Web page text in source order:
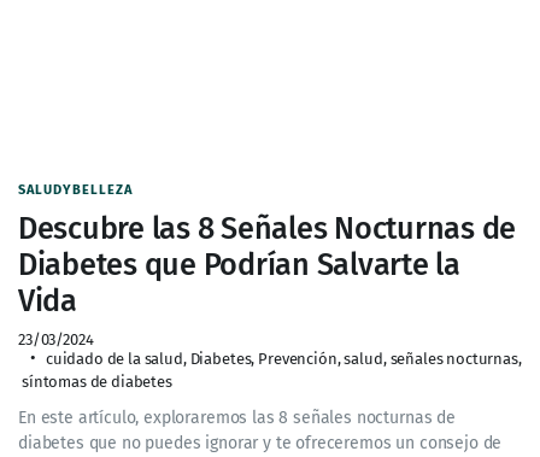
SALUDYBELLEZA
Descubre las 8 Señales Nocturnas de
Diabetes que Podrían Salvarte la
Vida
23/03/2024
cuidado de la salud, Diabetes, Prevención, salud, señales nocturnas,
síntomas de diabetes
En este artículo, exploraremos las 8 señales nocturnas de
diabetes que no puedes ignorar y te ofreceremos un consejo de